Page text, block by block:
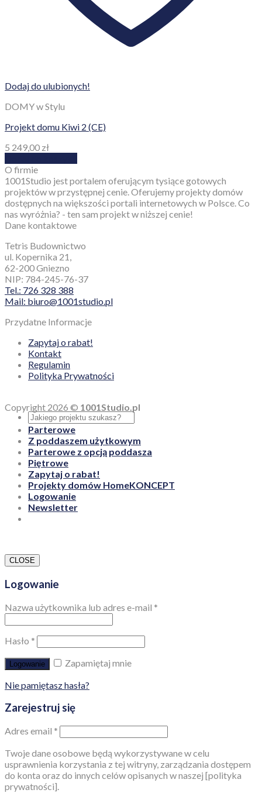
Dodaj do ulubionych!
DOMY w Stylu
Projekt domu Kiwi 2 (CE)
5 249,00 zł
O firmie
1001Studio jest portalem oferującym tysiące gotowych
projektów w przystępnej cenie. Oferujemy projekty domów
dostępnych na większości portali internetowych w Polsce. Co
nas wyróżnia? - ten sam projekt w niższej cenie!
Dane kontaktowe
Tetris Budownictwo
ul. Kopernika 21,
62-200 Gniezno
NIP: 784-245-76-37
Tel.: 726 328 388
Mail: biuro@1001studio.pl
Przydatne Informacje
Zapytaj o rabat!
Kontakt
Regulamin
Polityka Prywatności
Copyright 2026 © 1001Studio.pl
Parterowe
Z poddaszem użytkowym
Parterowe z opcją poddasza
Piętrowe
Zapytaj o rabat!
Projekty domów HomeKONCEPT
Logowanie
Newsletter
CLOSE
Logowanie
Nazwa użytkownika lub adres e-mail *
Hasło *
Logowanie
Zapamiętaj mnie
Nie pamiętasz hasła?
Zarejestruj się
Adres email *
Twoje dane osobowe będą wykorzystywane w celu
usprawnienia korzystania z tej witryny, zarządzania dostępem
do konta oraz do innych celów opisanych w naszej [polityka
prywatności].